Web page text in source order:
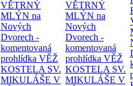
VĚTRNÝ
MLÝN na
Nových
Dvorech -
komentovaná
prohlídka VĚŽ
KOSTELA SV.
MIKULÁŠE V
VĚTRNÝ
MLÝN na
Nových
Dvorech -
komentovaná
prohlídka VĚŽ
KOSTELA SV.
MIKULÁŠE V